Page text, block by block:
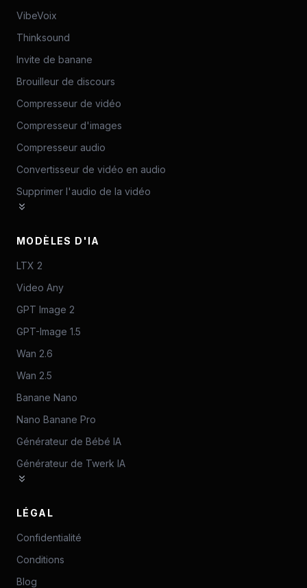
VibeVoix
Thinksound
Invite de banane
Brouilleur de discours
Compresseur de vidéo
Compresseur d'images
Compresseur audio
Convertisseur de vidéo en audio
Supprimer l'audio de la vidéo
MODÈLES D'IA
LTX 2
Video Any
GPT Image 2
GPT-Image 1.5
Wan 2.6
Wan 2.5
Banane Nano
Nano Banane Pro
Générateur de Bébé IA
Générateur de Twerk IA
LÉGAL
Confidentialité
Conditions
Blog